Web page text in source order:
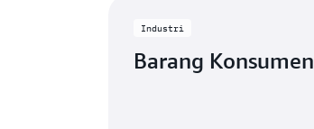
Industri
Barang Konsumen